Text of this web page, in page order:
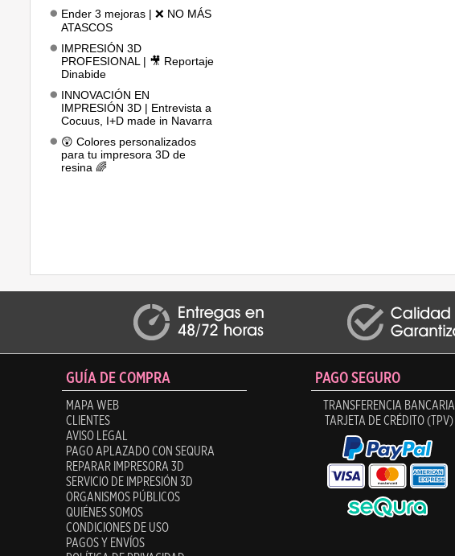
Ender 3 mejoras | ❌ NO MÁS
ATASCOS
IMPRESIÓN 3D
PROFESIONAL | 🎥 Reportaje
Dinabide
INNOVACIÓN EN
IMPRESIÓN 3D | Entrevista a
Cocuus, I+D made in Navarra
😲 Colores personalizados
para tu impresora 3D de
resina 🌈
GUÍA DE COMPRA
MAPA WEB
CLIENTES
AVISO LEGAL
PAGO APLAZADO CON SEQURA
REPARAR IMPRESORA 3D
SERVICIO DE IMPRESIÓN 3D
ORGANISMOS PÚBLICOS
QUIÉNES SOMOS
CONDICIONES DE USO
PAGOS Y ENVÍOS
PAGO SEGURO
TRANSFERENCIA BANCARIA
TARJETA DE CRÉDITO (TPV)